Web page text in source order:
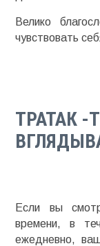
Велико
чувствовать
ТРАТАК -
Если вы
времени, в
ежедневно,